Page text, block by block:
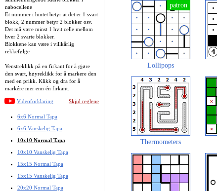
nabocellene
Et nummer i hintet betyr at det er 1 svart
blokk, 2 nummer betyr 2 blokker osv.
Det må være minst 1 hvit celle mellom
hver 2 svarte blokker.
Blokkene kan være i villkårlig
rekkefølge
Venstreklikk på en firkant for å gjøre
den svart, høyreklikk for å markere den
med en prikk. Klikk og dra for å
markére mer enn én firkant.
Videoforklaring Skjul reglene
6x6 Normal Tapa
6x6 Vanskelig Tapa
10x10 Normal Tapa
10x10 Vanskelig Tapa
15x15 Normal Tapa
15x15 Vanskelig Tapa
20x20 Normal Tapa
Lollipops
Thermometers